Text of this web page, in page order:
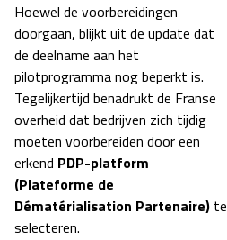
Hoewel de voorbereidingen
doorgaan, blijkt uit de update dat
de deelname aan het
pilotprogramma nog beperkt is.
Tegelijkertijd benadrukt de Franse
overheid dat bedrijven zich tijdig
moeten voorbereiden door een
erkend PDP-platform
(Plateforme de
Dématérialisation Partenaire) te
selecteren.